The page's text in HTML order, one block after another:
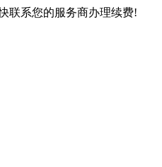
联系您的服务商办理续费!